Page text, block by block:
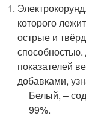
которого
острые и
показателей
добавками,
Белый, –
99%.